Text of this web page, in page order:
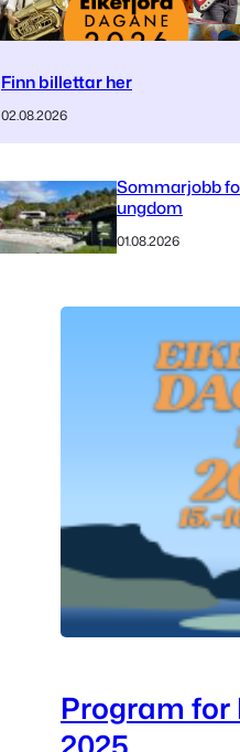
Finn billettar her
02.08.2026
Sommarjobb
ungdom
01.08.2026
Program